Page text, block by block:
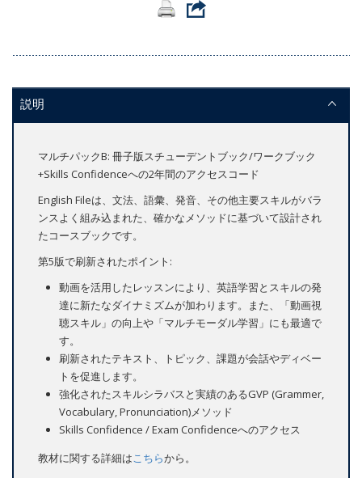
説明
マルチパックB: 冊子版スチューデントブック/ワークブック
+Skills Confidenceへの2年間のアクセスコード
English Fileは、文法、語彙、発音、その他主要スキルがバラ
ンスよく組み込まれた、確かなメソッドに基づいて設計され
たコースブックです。
第5版で刷新されたポイント:
動画を活用したレッスンにより、英語学習とスキルの発
達に新たなダイナミズムが加わります。また、「動画視
聴スキル」の向上や「マルチモーダル学習」にも最適で
す。
刷新されたテキスト、トピック、課題が会話やディベー
トを促進します。
強化されたスキルシラバスと実績のあるGVP (Grammer,
Vocabulary, Pronunciation)メソッド
Skills Confidence / Exam Confidenceへのアクセス
教材に関する詳細はこちらから。